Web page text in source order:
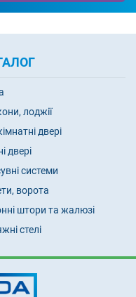
лоджії
двері
двері
системи
ворота
штори та жалюзі
стелі